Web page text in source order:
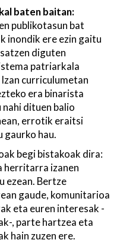
baten baitan:
publikotasun bat
inondik ere ezin gaitu
diguten
patriarkala
curriculumetan
era binarista
dituen balio
errotik eraitsi
gaurko hau.
begi bistakoak dira:
herritarra izanen
ezean. Bertze
gaude, komunitarioa
eta euren interesak -
, parte hartzea eta
hain zuzen ere.